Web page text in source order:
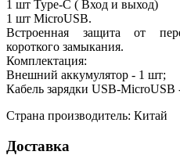
1 шт Type-C ( Вход и выход)
1 шт MicroUSB.
Встроенная защита от
короткого замыкания.
Комплектация:
Внешний аккумулятор - 1 шт;
Кабель зарядки USB-MicroUSB
Страна производитель: Китай
Доставка